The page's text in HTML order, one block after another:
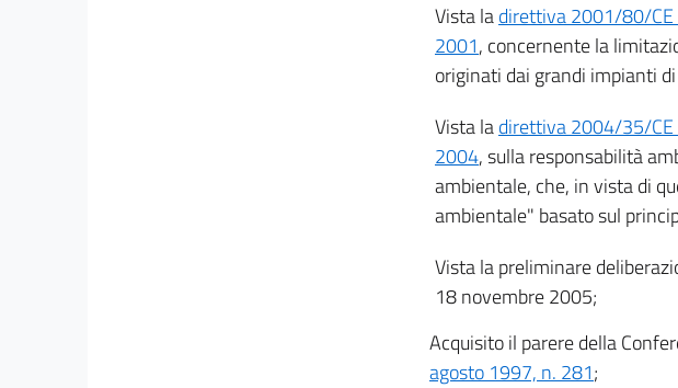
Vista ladirettiva 2001/80/CE
2001, concernente la
originati dai grandi impianti
Vista ladirettiva 2004/35/CE
2004, sulla responsabilità
ambientale, che, in vista di
ambientale" basato sul
Vista la preliminare
18 novembre 2005;
Acquisito il parere della
agosto 1997, n. 281;